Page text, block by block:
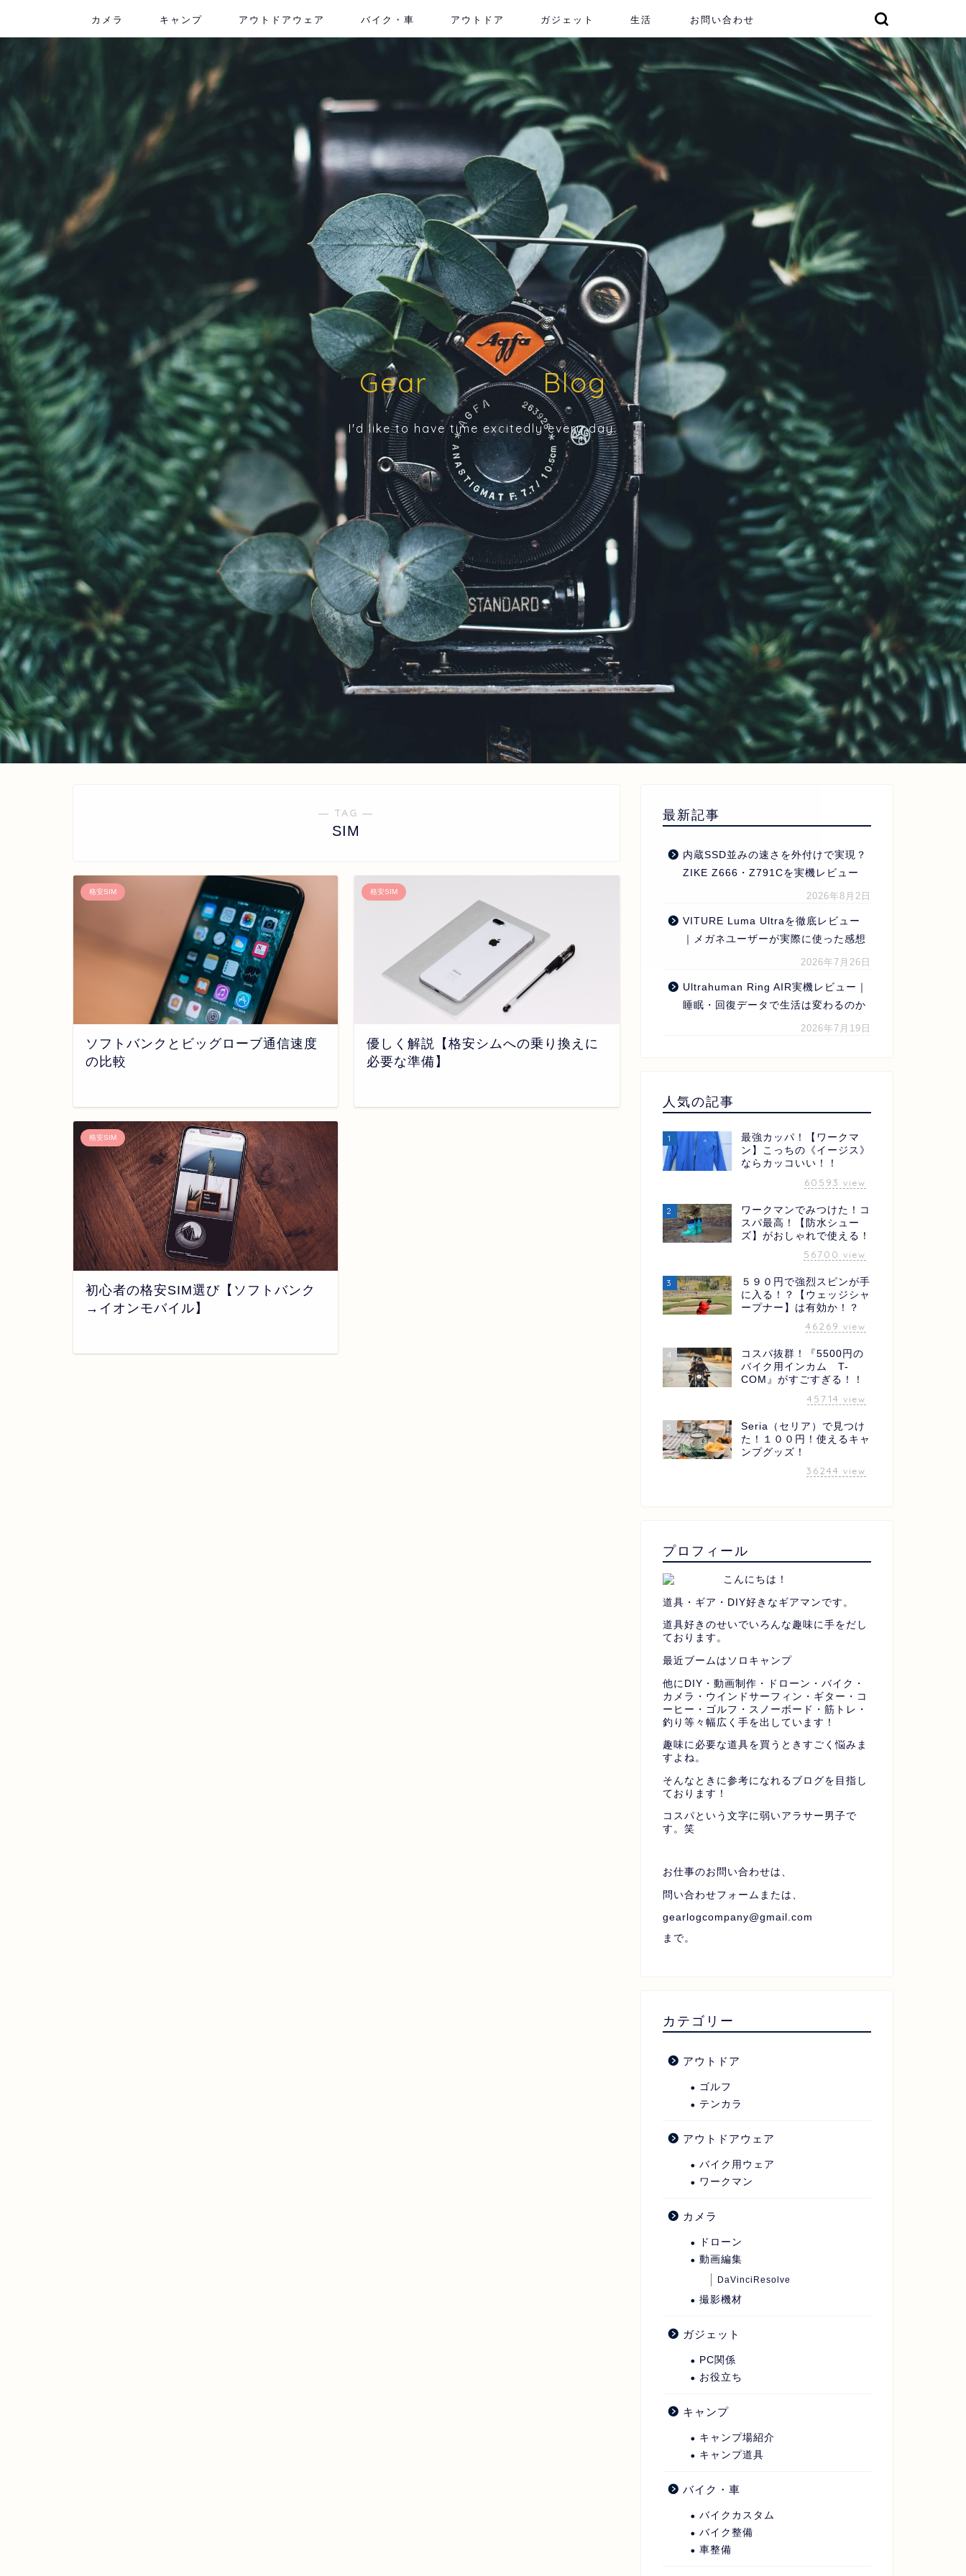
カメラ キャンプ アウトドアウェア バイク・車 アウトドア ガジェット 生活 お問い合わせ
Gear Blog
I'd like to have time excitedly every day.
― TAG ―
SIM
格安SIM
ソフトバンクとビッグローブ通信速度
の比較
格安SIM
優しく解説【格安シムへの乗り換えに
必要な準備】
格安SIM
初心者の格安SIM選び【ソフトバンク
→イオンモバイル】
最新記事
内蔵SSD並みの速さを外付けで実現？
ZIKE Z666・Z791Cを実機レビュー
2026年8月2日
VITURE Luma Ultraを徹底レビュー
｜メガネユーザーが実際に使った感想
2026年7月26日
Ultrahuman Ring AIR実機レビュー｜
睡眠・回復データで生活は変わるのか
2026年7月19日
人気の記事
1
最強カッパ！【ワークマ
ン】こっちの《イージス》
ならカッコいい！！
60593 view
2
ワークマンでみつけた！コ
スパ最高！【防水シュー
ズ】がおしゃれで使える！
56700 view
3
５９０円で強烈スピンが手
に入る！？【ウェッジシャ
ープナー】は有効か！？
46269 view
4
コスパ抜群！『5500円の
バイク用インカム T-
COM』がすごすぎる！！
45714 view
5
Seria（セリア）で見つけ
た！１００円！使えるキャ
ンプグッズ！
36244 view
プロフィール
こんにちは！
道具・ギア・DIY好きなギアマンです。
道具好きのせいでいろんな趣味に手をだし
ております。
最近ブームはソロキャンプ
他にDIY・動画制作・ドローン・バイク・
カメラ・ウインドサーフィン・ギター・コ
ーヒー・ゴルフ・スノーボード・筋トレ・
釣り等々幅広く手を出しています！
趣味に必要な道具を買うときすごく悩みま
すよね。
そんなときに参考になれるブログを目指し
ております！
コスパという文字に弱いアラサー男子で
す。笑
お仕事のお問い合わせは、
問い合わせフォームまたは、
gearlogcompany@gmail.com
まで。
カテゴリー
アウトドア
ゴルフ
テンカラ
アウトドアウェア
バイク用ウェア
ワークマン
カメラ
ドローン
動画編集
DaVinciResolve
撮影機材
ガジェット
PC関係
お役立ち
キャンプ
キャンプ場紹介
キャンプ道具
バイク・車
バイクカスタム
バイク整備
車整備